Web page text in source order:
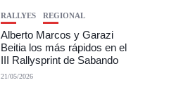
RALLYES REGIONAL
Alberto Marcos y Garazi
Beitia los más rápidos en el
III Rallysprint de Sabando
21/05/2026